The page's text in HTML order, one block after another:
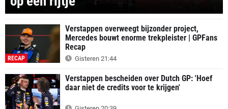
RECAP
Verstappen overweegt bijzonder project,
Mercedes bouwt enorme trekpleister | GPFans
Recap
Gisteren 21:44
Verstappen bescheiden over Dutch GP: 'Hoef
daar niet de credits voor te krijgen'